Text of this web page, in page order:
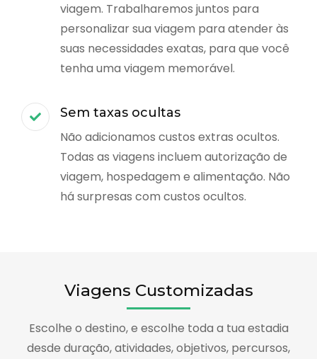
viagem. Trabalharemos juntos para
personalizar sua viagem para atender às
suas necessidades exatas, para que você
tenha uma viagem memorável.
Sem taxas ocultas
Não adicionamos custos extras ocultos.
Todas as viagens incluem autorização de
viagem, hospedagem e alimentação. Não
há surpresas com custos ocultos.
Viagens Customizadas
Escolhe o destino, e escolhe toda a tua estadia
desde duração, atividades, objetivos, percursos,